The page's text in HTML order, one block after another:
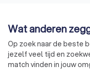
bieden op
zakelijke groei.
Wat anderen
Op zoek naar de beste
jezelf veel tijd en
match vinden in jouw